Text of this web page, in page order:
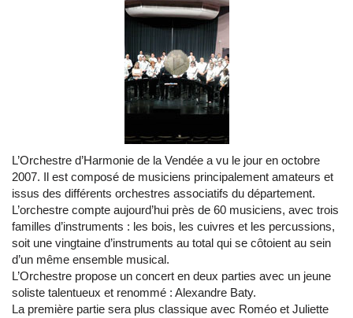
L’Orchestre d’Harmonie de la Vendée a vu le jour en octobre
2007. Il est composé de musiciens principalement amateurs et
issus des différents orchestres associatifs du département.
L’orchestre compte aujourd’hui près de 60 musiciens, avec trois
familles d’instruments : les bois, les cuivres et les percussions,
soit une vingtaine d’instruments au total qui se côtoient au sein
d’un même ensemble musical.
L’Orchestre propose un concert en deux parties avec un jeune
soliste talentueux et renommé : Alexandre Baty.
La première partie sera plus classique avec Roméo et Juliette